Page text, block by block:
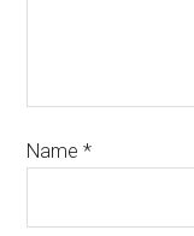
Name*